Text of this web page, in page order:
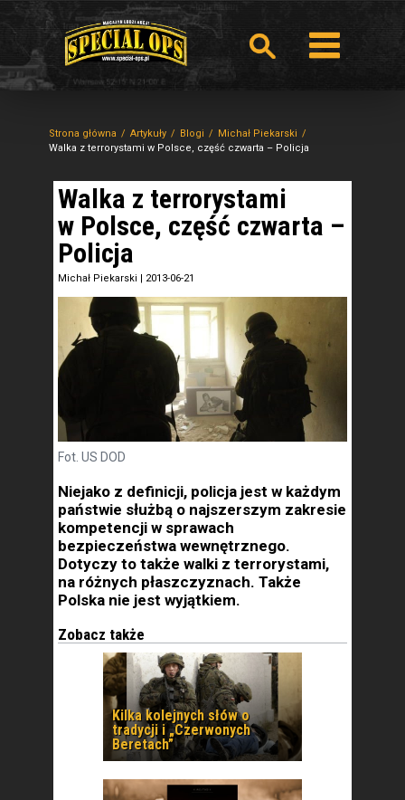
Strona główna Artykuły Blogi
Michał Piekarski
Walka z terrorystami w Polsce, część czwarta – Policja
Walka z terrorystami
w Polsce, część czwarta –
Policja
Michał Piekarski | 2013-06-21
Fot. US DOD
Niejako z definicji, policja jest w każdym
państwie służbą o najszerszym zakresie
kompetencji w sprawach
bezpieczeństwa wewnętrznego.
Dotyczy to także walki z terrorystami,
na różnych płaszczyznach. Także
Polska nie jest wyjątkiem.
Zobacz także
Kilka kolejnych słów o
tradycji i „Czerwonych
Beretach”